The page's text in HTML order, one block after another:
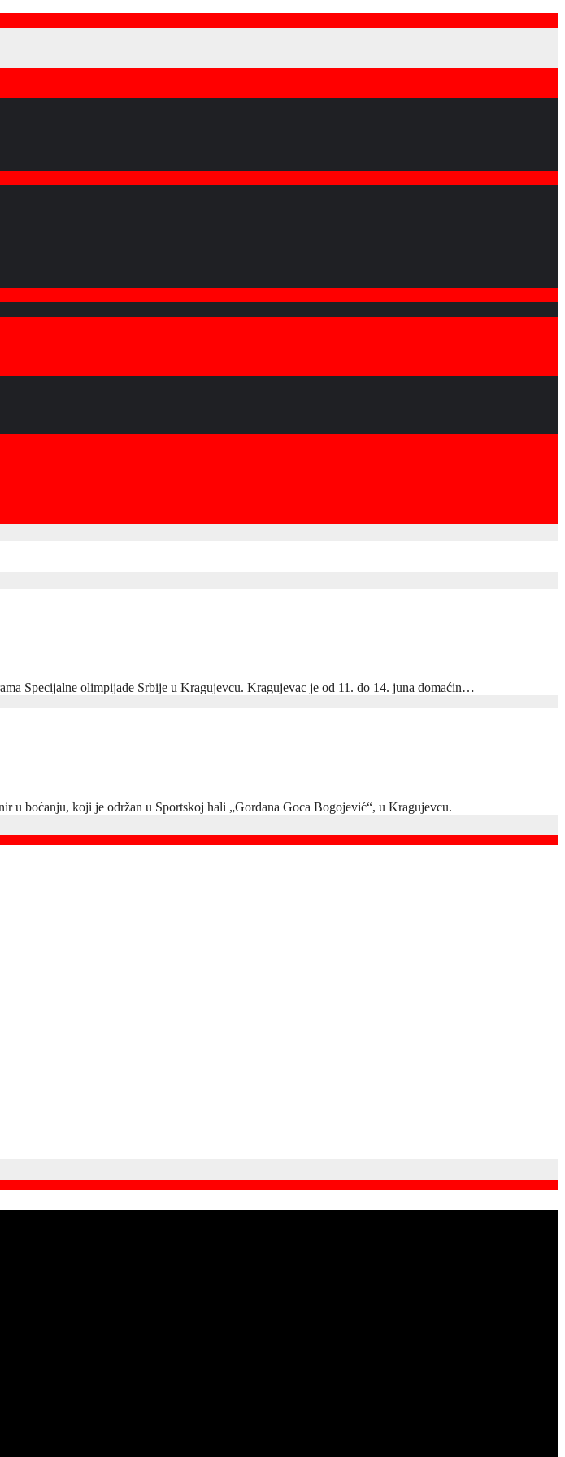
Specijalne olimpijade Srbije u Kragujevcu. Kragujevac je od 11. do 14. juna domaćin…
u boćanju, koji je održan u Sportskoj hali „Gordana Goca Bogojević“, u Kragujevcu.